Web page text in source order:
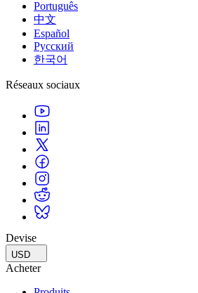
Português
中文
Español
Русский
한국어
Réseaux sociaux
Devise
USD
Acheter